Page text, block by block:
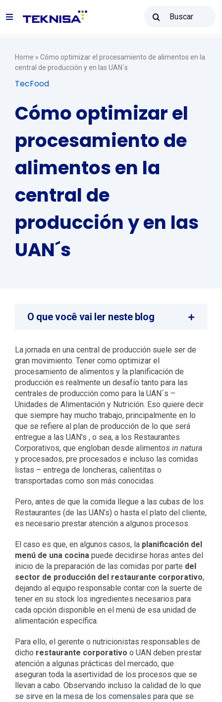
para
resultados
Toggle
Soluções
Teknisa Revenda
Recursos
Vendas: (31) 2122-2300
Contato
Home » Cómo optimizar el procesamiento de alimentos en la
central de producción y en las UAN´s
TecFood
Cómo optimizar el
procesamiento de
alimentos en la
central de
producción y en las
UAN´s
La jornada en una central de producción suele ser de
gran movimiento. Tener como optimizar el
procesamiento de alimentos y la planificación de
producción es realmente un desafío tanto para las
centrales de producción como para la UAN´s –
Unidades de Alimentación y Nutrición. Eso quiere decir
que siempre hay mucho trabajo, principalmente en lo
que se refiere al plan de producción de lo que será
entregue a las UAN’s , o sea, a los Restaurantes
Corporativos, que engloban desde alimentos in natura
y procesados, pre procesados e incluso las comidas
listas – entrega de loncheras, calientitas o
transportadas como son más conocidas.
Pero, antes de que la comida llegue a las cubas de los
Restaurantes (de las UAN’s) o hasta el plato del cliente,
es necesario prestar atención a algunos procesos.
El caso es que, en algunos casos, la planificación del
menú de una cocinapuede decidirse horas antes del
inicio de la preparación de las comidas por parte del
sector de producción del restaurante corporativo,
dejando al equipo responsable contar con la suerte de
tener en su stock los ingredientes necesarios para
cada opción disponible en el menú de esa unidad de
alimentación específica.
Para ello, el gerente o nutricionistas responsables de
dicho restaurante corporativo o UAN deben prestar
atención a algunas prácticas del mercado, que
aseguran toda la asertividad de los procesos que se
llevan a cabo. Observando incluso la calidad de lo que
se sirve en la mesa de los comensales para que se
O que você vai ler neste blog